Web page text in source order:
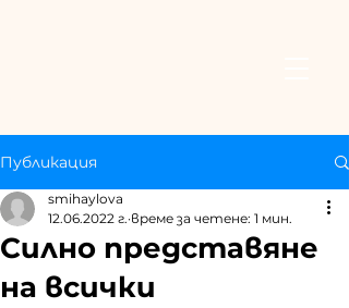
Публикация
Силно представяне
на всички
smihaylova
12.06.2022 г. време за четене: 1 мин.